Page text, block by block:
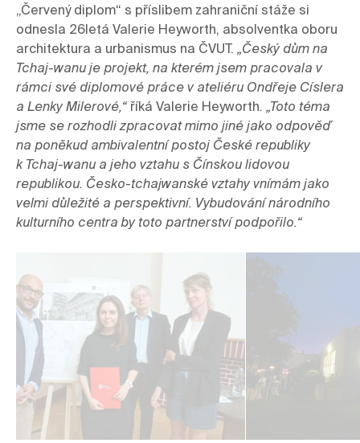
„Červený diplom“ s příslibem zahraniční stáže si
odnesla 26letá Valerie Heyworth, absolventka oboru
architektura a urbanismus na ČVUT. „Český dům na
Tchaj-wanu je projekt, na kterém jsem pracovala v
rámci své diplomové práce v ateliéru Ondřeje Císlera
a Lenky Milerové,“ říká Valerie Heyworth. „Toto téma
jsme se rozhodli zpracovat mimo jiné jako odpověď
na poněkud ambivalentní postoj České republiky
k Tchaj-wanu a jeho vztahu s Čínskou lidovou
republikou. Česko-tchajwanské vztahy vnímám jako
velmi důležité a perspektivní. Vybudování národního
kulturního centra by toto partnerství podpořilo.“